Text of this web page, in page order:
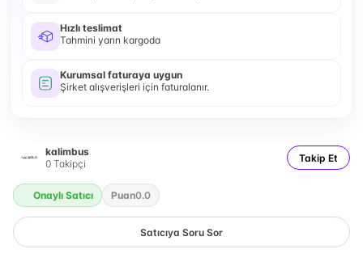
Hızlı teslimat
Tahmini yarın kargoda
Kurumsal faturaya uygun
Şirket alışverişleri için faturalanır.
kalimbus
0 Takipçi Takip Et
Onaylı Satıcı Puan0.0
Satıcıya Soru Sor